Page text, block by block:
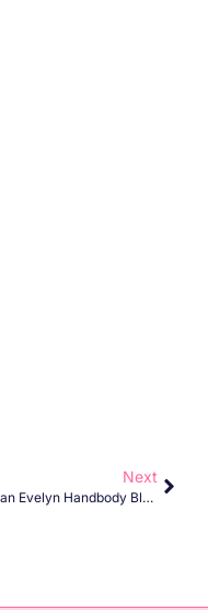
Next
4 Varian Evelyn Handbody Blossom Series Untuk Rawat Kulitmu